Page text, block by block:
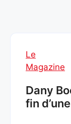
Le
Magazine
Dany
fin